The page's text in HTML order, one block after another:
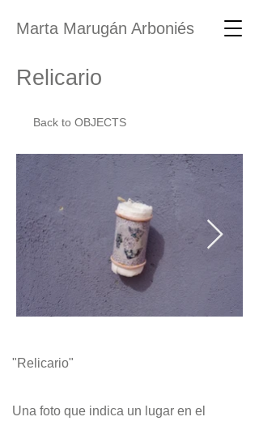
Marta Marugán Arboniés
Relicario
Back to OBJECTS
"Relicario"
Una foto que indica un lugar en el